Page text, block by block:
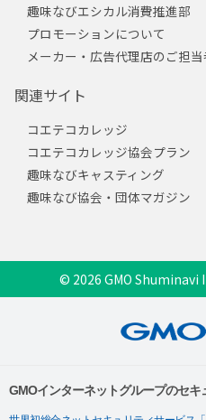
趣味なびエシカル消費推進部
プロモーションについて
メーカー・広告代理店のご担
関連サイト
コエテコカレッジ
コエテコカレッジ協会プラン
趣味なびキャスティング
趣味なび協会・団体マガジン
© 2026 GMO Shuminavi